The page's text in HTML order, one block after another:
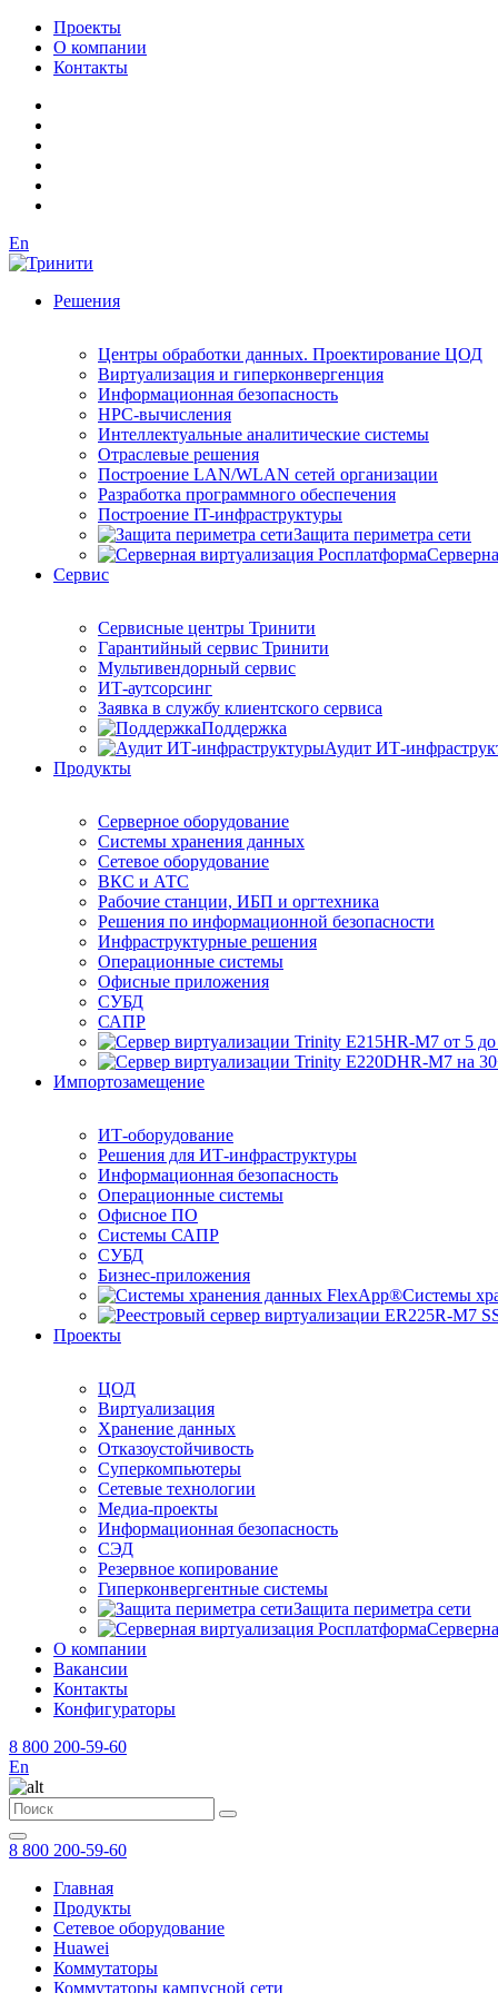
Проекты
О компании
Контакты
En
Решения
Центры обработки данных. Проектирование ЦОД
Виртуализация и гиперконвергенция
Информационная безопасность
HPC-вычисления
Интеллектуальные аналитические системы
Отраслевые решения
Построение LAN/WLAN сетей организации
Разработка программного обеспечения
Построение IT-инфраструктуры
Защита периметра сети
Сервис
Сервисные центры Тринити
Гарантийный сервис Тринити
Мультивендорный сервис
ИТ-аутсорсинг
Заявка в службу клиентского сервиса
Поддержка
Аудит ИТ-
Продукты
Серверное оборудование
Системы хранения данных
Сетевое оборудование
ВКС и АТС
Рабочие станции, ИБП и оргтехника
Решения по информационной безопасности
Инфраструктурные решения
Операционные системы
Офисные приложения
СУБД
САПР
Импортозамещение
ИТ-оборудование
Решения для ИТ-инфраструктуры
Информационная безопасность
Операционные системы
Офисное ПО
Системы САПР
СУБД
Бизнес-приложения
Системы
Проекты
ЦОД
Виртуализация
Хранение данных
Отказоустойчивость
Суперкомпьютеры
Сетевые технологии
Медиа-проекты
Информационная безопасность
СЭД
Резервное копирование
Гиперконвергентные системы
Защита периметра сети
О компании
Вакансии
Контакты
Конфигураторы
8 800 200-59-60
En
8 800 200-59-60
Главная
Продукты
Сетевое оборудование
Huawei
Коммутаторы
Коммутаторы кампусной сети